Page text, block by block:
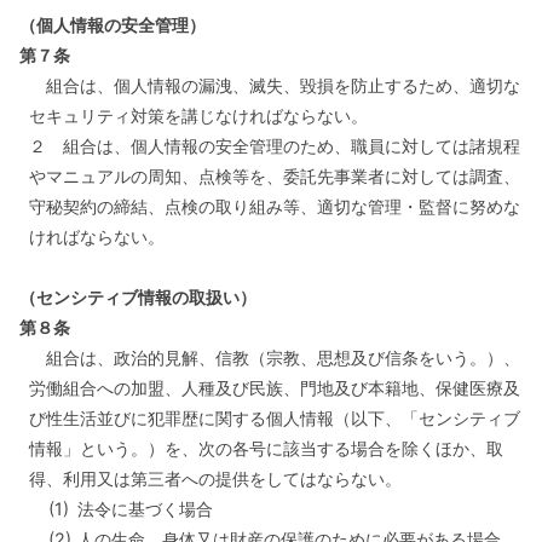
（個人情報の安全管理）
第７条
組合は、個人情報の漏洩、滅失、毀損を防止するため、適切な
セキュリティ対策を講じなければならない。
２ 組合は、個人情報の安全管理のため、職員に対しては諸規程
やマニュアルの周知、点検等を、委託先事業者に対しては調査、
守秘契約の締結、点検の取り組み等、適切な管理・監督に努めな
ければならない。
（センシティブ情報の取扱い）
第８条
組合は、政治的見解、信教（宗教、思想及び信条をいう。）、
労働組合への加盟、人種及び民族、門地及び本籍地、保健医療及
び性生活並びに犯罪歴に関する個人情報（以下、「センシティブ
情報」という。）を、次の各号に該当する場合を除くほか、取
得、利用又は第三者への提供をしてはならない。
(1) 法令に基づく場合